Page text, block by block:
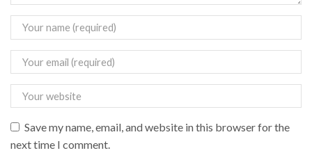
Save my name, email, and website in this browser for the
next time I comment.